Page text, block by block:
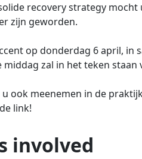
recovery strategy mocht
zijn geworden.
op donderdag 6 april, in
middag zal in het teken
ook meenemen in de
link!
involved